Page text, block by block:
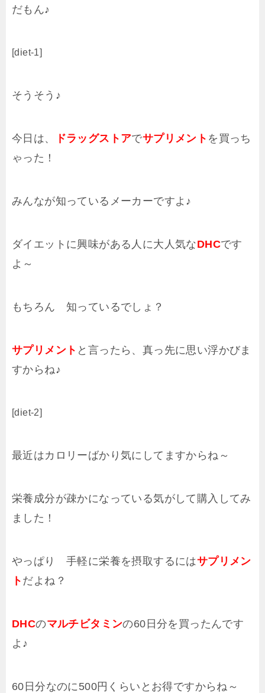
だもん♪
[diet-1]
そうそう♪
今日は、 ドラッグストアでサプリメント を買っち
ゃった！
みんなが知っているメーカーですよ♪
ダイエットに興味がある人に大人気なDHCです
よ～
もちろん 知っているでしょ？
サプリメント と言ったら、真っ先に思い浮かびま
すからね♪
[diet-2]
最近はカロリーばかり気にしてますからね～
栄養成分が疎かになっている気がして購入してみ
ました！
やっぱり 手軽に栄養を摂取するにはサプリメン
ト だよね？
DHCのマルチビタミンの60日分を買ったんです
よ♪
60日分なのに500円くらいとお得ですからね～